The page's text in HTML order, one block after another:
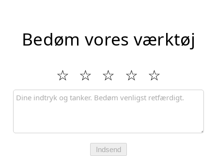
Bedøm vores værktøj
Indsend